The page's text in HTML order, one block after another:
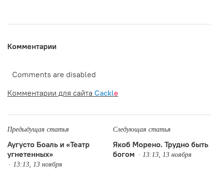
Комментарии
Comments are disabled
Комментарии для сайта Cackle
Предыдущая статья
Аугусто Боаль и «Театр
угнетенных»
13:13, 13 ноября
Следующая статья
Якоб Морено. Трудно быть
богом
13:13, 13 ноября